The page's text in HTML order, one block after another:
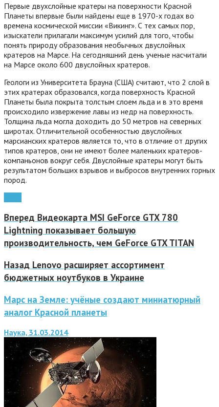
Первые двухслойные кратеры на поверхности Красной
Планеты впервые были найдены еще в 1970-х годах во
времена космической миссии «Викинг». С тех самых пор,
изыскатели прилагали максимум усилий для того, чтобы
понять природу образования необычных двуслойных
кратеров на Марсе. На сегодняшний день ученые насчитали
на Марсе около 600 двуслойных кратеров.
Геологи из Университета Брауна (США) считают, что 2 слой в
этих кратерах образовался, когда поверхность Красной
Планеты была покрыта толстым слоем льда и в это время
происходило извержение лавы из недр на поверхность.
Толщина льда могла доходить до 50 метров на северных
широтах. Отличительной особенностью двуслойных
марсианских кратеров является то, что в отличие от других
типов кратеров, они не имеют более маленьких кратеров-
компаньонов вокруг себя. Двуслойные кратеры могут быть
результатом больших взрывов и выбросов внутренних горных
пород.
Вперед Видеокарта MSI GeForce GTX 780
Lightning показывает большую
производительность, чем GeForce GTX TITAN
Назад Lenovo расширяет ассортимент
бюджетных ноутбуков в Украине
Марс на Земле: учёные создают миниатюрный
аналог Красной планеты
Наука, 31.03.2014